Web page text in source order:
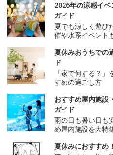
2026年の涼感イベ
ガイド
夏でも涼しく遊び
催や水系イベント
夏休みおうちでの
ド
「家で何する？」
すめの過ごし方
おすすめ屋内施設
ガイド
雨の日も暑い日も
め屋内施設を大特
夏休みにおすすめ